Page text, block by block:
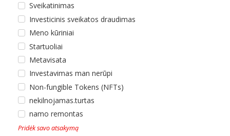
Sveikatinimas
Investicinis sveikatos draudimas
Meno kūriniai
Startuoliai
Metavisata
Investavimas man nerūpi
Non-fungible Tokens (NFTs)
nekilnojamas.turtas
namo remontas
Pridėk savo atsakymą